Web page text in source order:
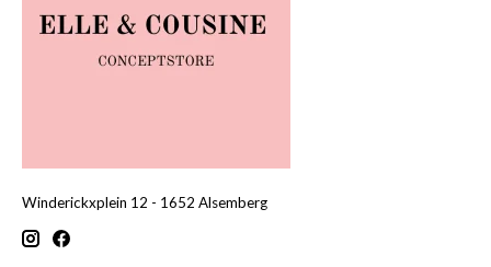
Winderickxplein 12 - 1652 Alsemberg